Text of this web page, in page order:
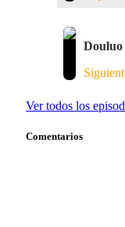
Douluo
Ver todos los
Comentarios